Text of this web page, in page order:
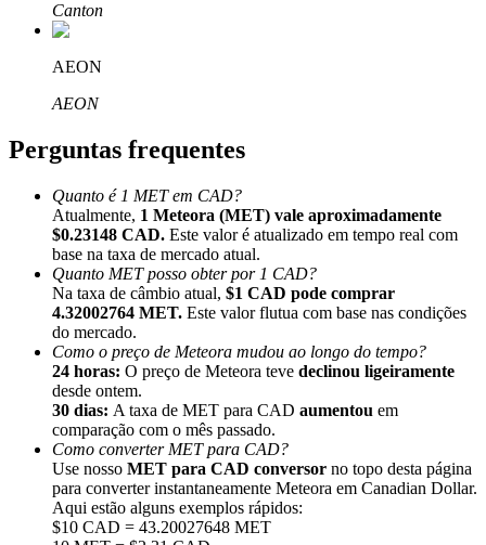
Indicação
Convide um amigo para receber recompensas em dinheiro
BTC Welcome Rewards
Canton
AEON
AEON
Perguntas frequentes
Quanto é 1 MET em CAD?
Atualmente, 1 Meteora (MET) vale aproximadamente
$0.23148 CAD. Este valor é atualizado em tempo real com
base na taxa de mercado atual.
Quanto MET posso obter por 1 CAD?
Na taxa de câmbio atual, $1 CAD pode comprar
4.32002764 MET. Este valor flutua com base nas condições
do mercado.
Como o preço de Meteora mudou ao longo do tempo?
24 horas: O preço de Meteora teve declinou ligeiramente
desde ontem.
30 dias: A taxa de MET para CAD aumentou em
comparação com o mês passado.
Como converter MET para CAD?
Use nosso MET para CAD conversor no topo desta página
para converter instantaneamente Meteora em Canadian Dollar.
Aqui estão alguns exemplos rápidos:
$10 CAD = 43.20027648 MET